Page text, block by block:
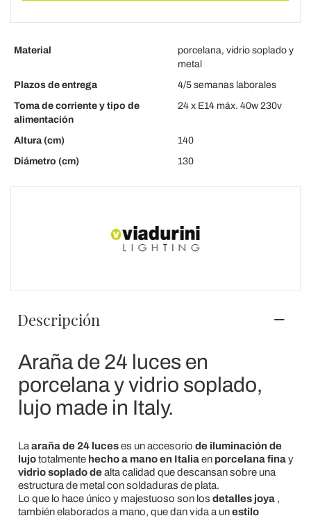
Material
porcelana, vidrio soplado y
metal
Plazos de entrega
4/5 semanas laborales
Toma de corriente y tipo de
alimentación
24 x E14 máx. 40w 230v
Altura (cm)
140
Diámetro (cm)
130
Descripción
Araña de 24 luces en
porcelana y vidrio soplado,
lujo made in Italy.
La araña de 24 luceses un accesorio de iluminación de
lujototalmente hecho a mano en Italiaen porcelana finay
vidrio soplado dealta calidad que descansan sobre una
estructura de metal con soldaduras de plata.
Lo que lo hace único y majestuoso son los detalles joya,
también elaborados a mano, que dan vida a unestilo